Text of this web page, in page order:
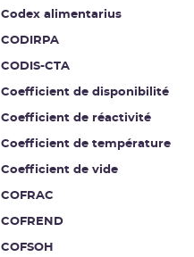
Codex alimentarius
CODIRPA
CODIS-CTA
Coefficient de disponibilité
Coefficient de réactivité
Coefficient de température
Coefficient de vide
COFRAC
COFREND
COFSOH